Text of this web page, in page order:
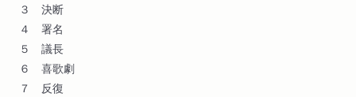
３ 決断
４ 署名
５ 議長
６ 喜歌劇
７ 反復